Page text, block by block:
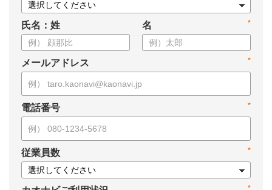
氏名：姓 *
名
*
メールアドレス
*
電話番号
*
従業員数
*